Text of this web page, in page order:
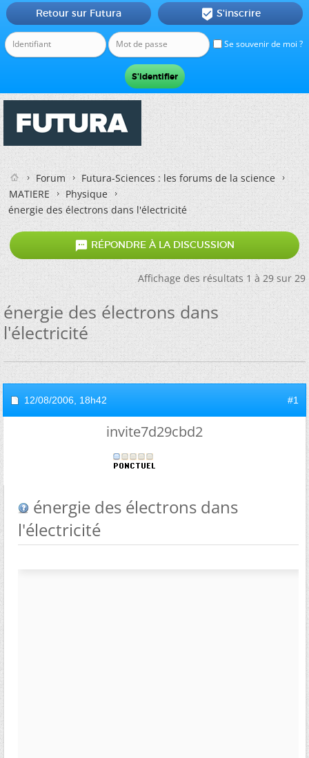
Se souvenir de moi ?
Retour sur Futura  S'inscrire
Forum
Futura-Sciences : les forums de la science
MATIERE
Physique
énergie des électrons dans l'électricité
 RÉPONDRE À LA DISCUSSION
Affichage des résultats 1 à 29 sur 29
énergie des électrons dans
l'électricité
12/08/2006, 18h42 #1
invite7d29cbd2
énergie des électrons dans
l'électricité